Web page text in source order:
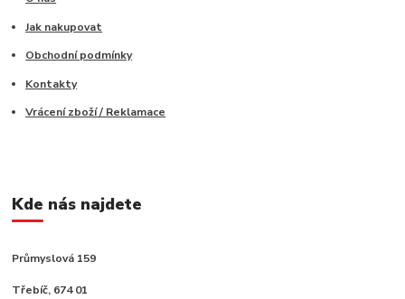
Jak nakupovat
Obchodní podmínky
Kontakty
Vrácení zboží / Reklamace
Kde nás najdete
Průmyslová 159
Třebíč, 674 01